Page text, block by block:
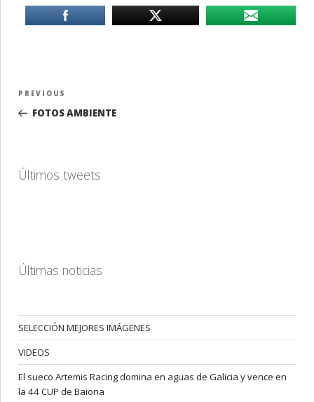
Navegación
entradas
Previous
Post
PREVIOUS
FOTOS AMBIENTE
Últimos tweets
Últimas noticias
SELECCIÓN MEJORES IMÁGENES
VIDEOS
El sueco Artemis Racing domina en aguas de Galicia y vence en
la 44 CUP de Baiona